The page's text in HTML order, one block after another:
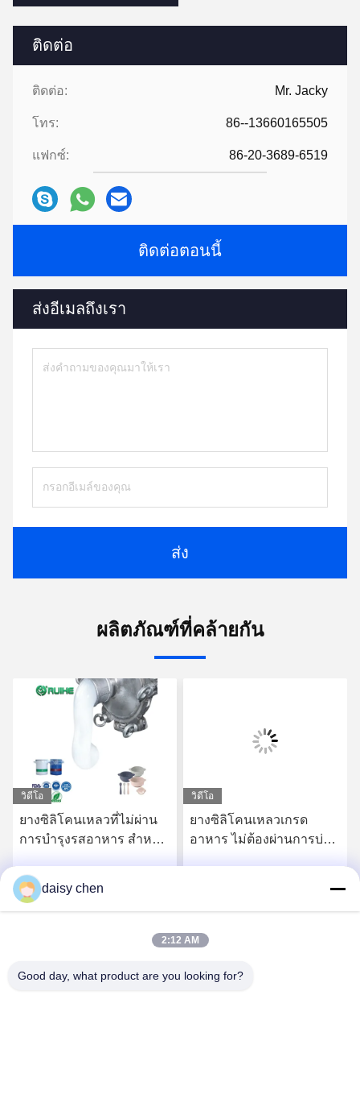
ติดต่อ
ติดต่อ: Mr. Jacky
โทร: 86--13660165505
แฟกซ์: 86-20-3689-6519
ติดต่อตอนนี้
ส่งอีเมลถึงเรา
ส่ง
ผลิตภัณฑ์ที่คล้ายกัน
วิดีโอ
ยางซิลิโคนเหลวที่ไม่ผ่าน
การบํารุงรสอาหาร สําหรับ
การใช้งานที่ติดต่อกับ
อาหาร รับราคาที่ดีที่สุด
วิดีโอ
ยางซิลิโคนเหลวเกรด
อาหาร ไม่ต้องผ่านการบ่ม
daisy chen
2:12 AM
Good day, what product are you looking for?